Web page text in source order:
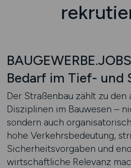
Bedarf im Tief- und
Der Straßenbau zählt zu den
Disziplinen im Bauwesen –
sondern auch
hohe Verkehrsbedeutung,
Sicherheitsvorgaben und
wirtschaftliche Relevanz